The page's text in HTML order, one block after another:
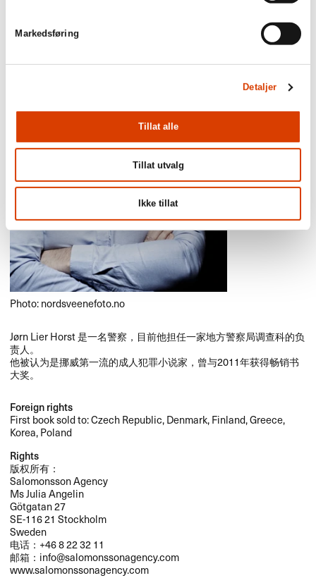
Markedsføring
Detaljer
Tillat alle
Tillat utvalg
Ikke tillat
Photo: nordsveenefoto.no
J​ø​rn Lier Horst ​是一名警察，​目前他担任一家地方警察局调查科的负
责人。​​
​他被认为是挪威第一流的成人犯罪小说家，​曾与​2011​年获得畅销书
大奖。​​
Foreign rights
First book sold to: Czech Republic, Denmark, Finland, Greece,
Korea, Poland
Rights
版权所有：
Salomonsson Agency
Ms Julia Angelin
Götgatan 27
SE-116 21 Stockholm
Sweden
电话：+46 8 22 32 11
邮箱：info@salomonssonagency.com
www.salomonssonagency.com